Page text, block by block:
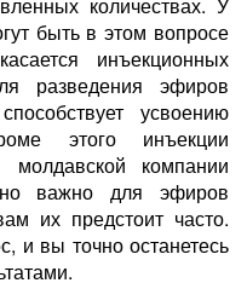
быть в этом вопросе
инъекционных
разведения эфиров
усвоению
этого инъекции
молдавской компании
важно для эфиров
их предстоит часто.
и вы точно останетесь